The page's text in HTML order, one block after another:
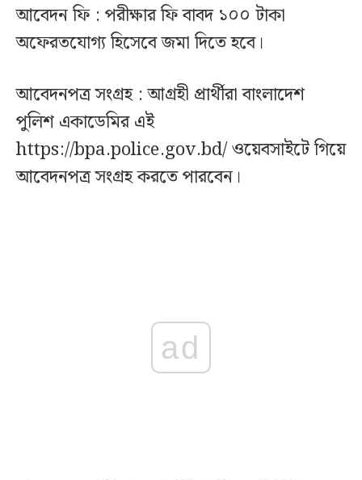
আবেদন ফি : পরীক্ষার ফি বাবদ ১০০ টাকা
অফেরতযোগ্য হিসেবে জমা দিতে হবে।
আবেদনপত্র সংগ্রহ : আগ্রহী প্রার্থীরা বাংলাদেশ
পুলিশ একাডেমির এই
https://bpa.police.gov.bd/ ওয়েবসাইটে গিয়ে
আবেদনপত্র সংগ্রহ করতে পারবেন।
ad